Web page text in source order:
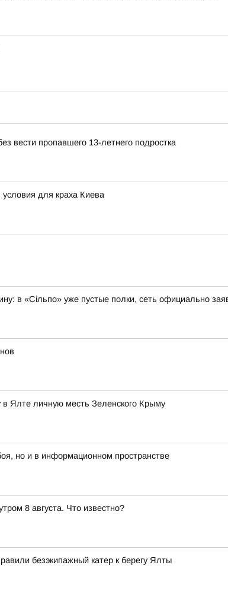
вести пропавшего 13-летнего подростка
условия для краха Киева
в «Сільпо» уже пустые полки, сеть официально
Ялте личную месть Зеленского Крыму
но и в информационном пространстве
8 августа. Что известно?
безэкипажный катер к берегу Ялты